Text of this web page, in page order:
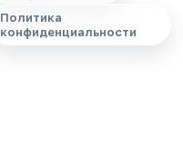
Политика
конфиденциальности